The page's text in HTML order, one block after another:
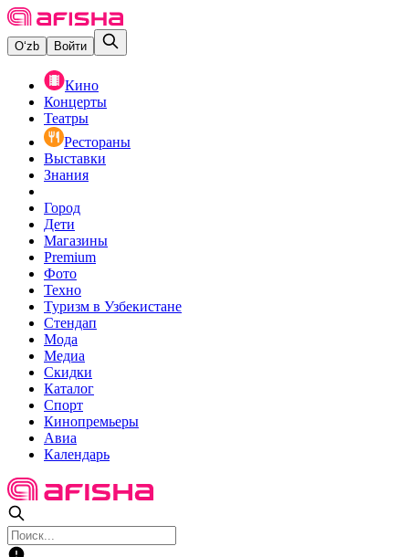
O‘zb Войти
Кино
Концерты
Театры
Рестораны
Выставки
Знания
Город
Дети
Магазины
Premium
Фото
Техно
Туризм в Узбекистане
Стендап
Мода
Медиа
Скидки
Каталог
Спорт
Кинопремьеры
Авиа
Календарь